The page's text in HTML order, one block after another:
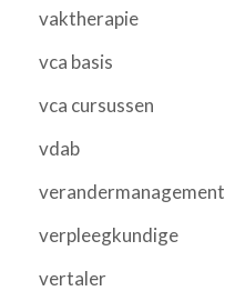
vaktherapie
vca basis
vca cursussen
vdab
verandermanagement
verpleegkundige
vertaler